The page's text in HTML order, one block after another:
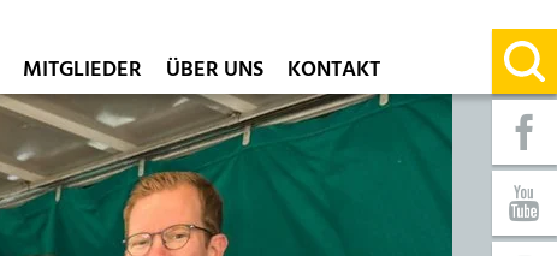
MITGLIEDER ÜBER UNS KONTAKT